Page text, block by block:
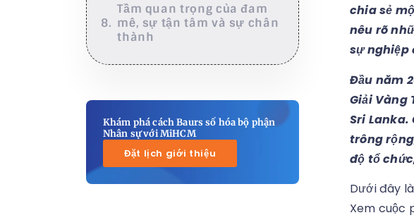
Tầm quan trọng của đam
mê, sự tận tâm và sự chân
thành
Khám phá cách Baurs số hóa bộ phận
Nhân sự với MiHCM
Đặt lịch giới thiệu
chia sẻ
nêu rõ
sự nghiệp
Đầu năm
Giải Vàng
Sri
trông
độ tổ
Dưới đây
Xem cuộc